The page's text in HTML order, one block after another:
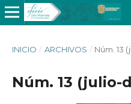
INICIO / ARCHIVOS / Núm. 13
Núm. 13 (julio-